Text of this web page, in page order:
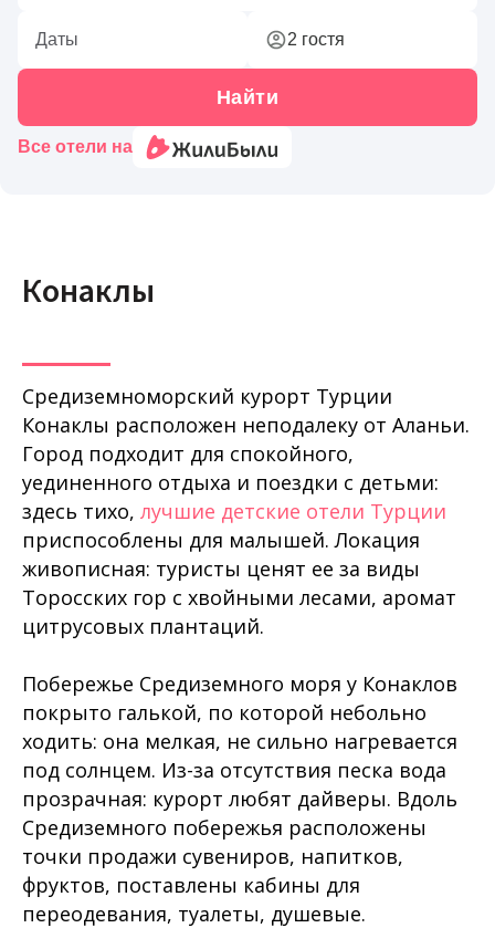
Конаклы
Средиземноморский курорт Турции
Конаклы расположен неподалеку от Аланьи.
Город подходит для спокойного,
уединенного отдыха и поездки с детьми:
здесь тихо, лучшие детские отели Турции
приспособлены для малышей. Локация
живописная: туристы ценят ее за виды
Торосских гор с хвойными лесами, аромат
цитрусовых плантаций.
Побережье Средиземного моря у Конаклов
покрыто галькой, по которой небольно
ходить: она мелкая, не сильно нагревается
под солнцем. Из-за отсутствия песка вода
прозрачная: курорт любят дайверы. Вдоль
Средиземного побережья расположены
точки продажи сувениров, напитков,
фруктов, поставлены кабины для
переодевания, туалеты, душевые.